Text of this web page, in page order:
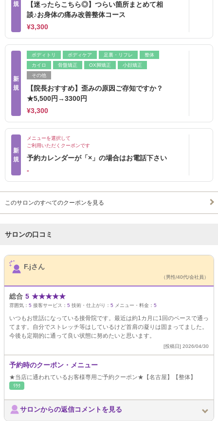
規
【迷ったらこちら◎】つらい箇所まとめて相
談♪お身体の痛み改善整体コース
¥3,300
新
規
ボディトリ ボディケア 足裏・リフレ
整体
カイロ
骨盤矯正 OX脚矯正
小顔矯正
その他
【院長おすすめ】歪みの原因ご存知ですか？
★5,500円→3300円
¥3,300
新
規
メニューを選択して
ご利用いただくクーポンです
予約カレンダーが「×」の場合はお電話下さい
‐
このサロンのすべてのクーポンを見る
サロンの口コミ
サロンPick Up
F.jさん
（男性/40代/会社員）
総合 5 ★★★★★
雰囲気： 5 接客サービス： 5 技術・仕上がり： 5 メニュー・料金： 5
いつもお世話になっている接骨院です。最近は約1カ月に1回のペースで通っ
てます。自分でストレッチ等はしているけど首肩の凝りは固まってました。
今後も定期的に通って良い状態に努めたいと思います。
[投稿日] 2026/04/30
予約時のクーポン・メニュー
★当店に通われているお客様専用ご予約クーポン★【名古屋】【整体】
ﾘﾗｸ
サロンからの返信コメントを見る